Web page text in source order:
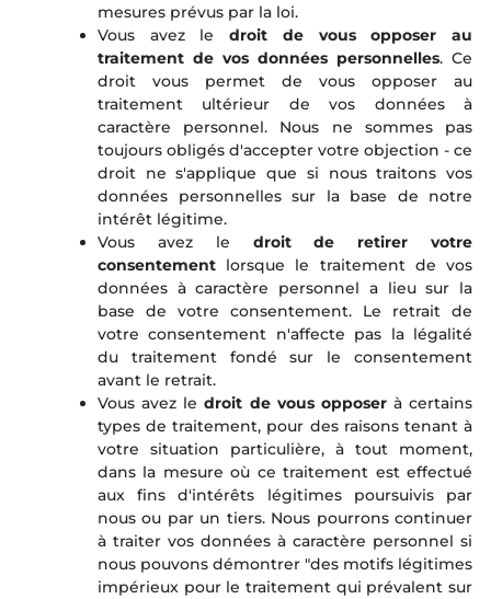
mesures prévus par la loi.
Vous avez ledroit de vous opposer au
traitement de vos données personnelles. Ce
droit vous permet de vous opposer au
traitement ultérieur de vos données à
caractère personnel. Nous ne sommes pas
toujours obligés d'accepter votre objection - ce
droit ne s'applique que si nous traitons vos
données personnelles sur la base de notre
intérêt légitime.
Vous avez le droit de retirer votre
consentement lorsque le traitement de vos
données à caractère personnel a lieu sur la
base de votre consentement. Le retrait de
votre consentement n'affecte pas la légalité
du traitement fondé sur le consentement
avant le retrait.
Vous avez ledroit de vous opposerà certains
types de traitement, pour des raisons tenant à
votre situation particulière, à tout moment,
dans la mesure où ce traitement est effectué
aux fins d'intérêts légitimes poursuivis par
nous ou par un tiers. Nous pourrons continuer
à traiter vos données à caractère personnel si
nous pouvons démontrer "des motifs légitimes
impérieux pour le traitement qui prévalent sur